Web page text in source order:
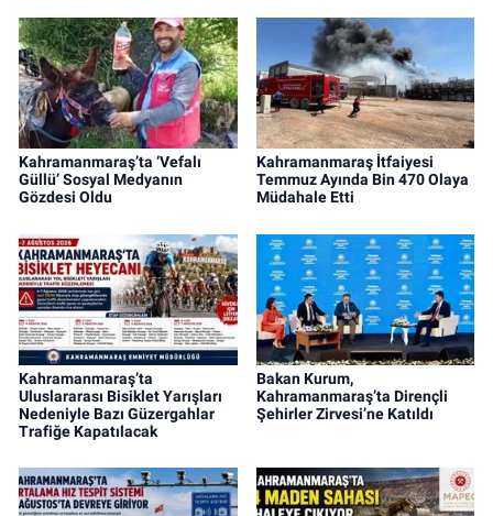
Kahramanmaraş’ta ‘Vefalı
Güllü’ Sosyal Medyanın
Gözdesi Oldu
Kahramanmaraş İtfaiyesi
Temmuz Ayında Bin 470 Olaya
Müdahale Etti
Kahramanmaraş’ta
Uluslararası Bisiklet Yarışları
Nedeniyle Bazı Güzergahlar
Trafiğe Kapatılacak
Bakan Kurum,
Kahramanmaraş’ta Dirençli
Şehirler Zirvesi’ne Katıldı